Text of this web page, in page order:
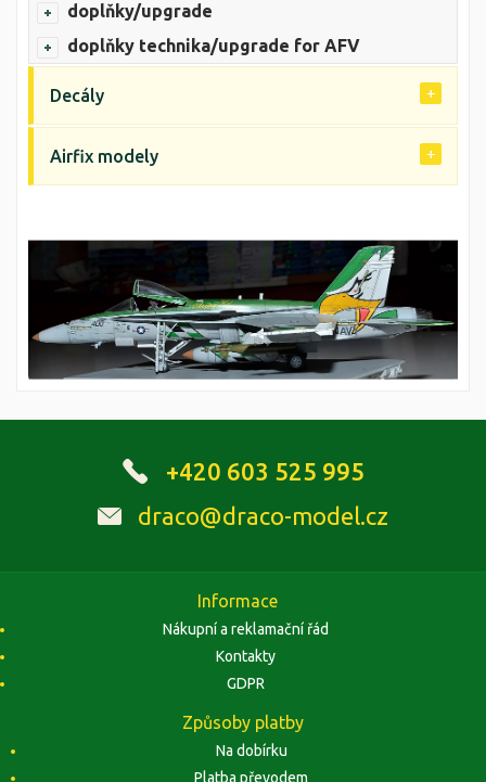
doplňky/upgrade
doplňky technika/upgrade for AFV
Decály
Airfix modely
+420 603 525 995
draco@draco-model.cz
Informace
Nákupní a reklamační řád
Kontakty
GDPR
Způsoby platby
Na dobírku
Platba převodem